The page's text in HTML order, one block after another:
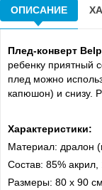
ОПИСАНИЕ
Плед-конверт
ребенку приятный
плед можно
капюшон) и снизу.
Характеристики:
Материал: дралон
Состав: 85% акрил,
Размеры: 80 х 90 см.